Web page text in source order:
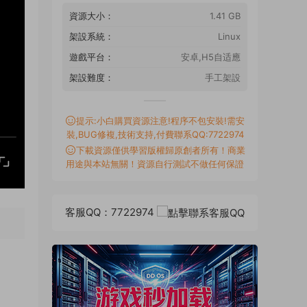
資源大小：
1.41 GB
架設系統：
Linux
遊戲平台：
安卓,H5自适應
架設難度：
手工架設
提示:小白購買資源注意!程序不包安裝!需安
裝,BUG修複,技術支持,付費聯系QQ:7722974
下載資源僅供學習版權歸原創者所有！商業
用途與本站無關！資源自行測試不做任何保證
客服QQ：7722974